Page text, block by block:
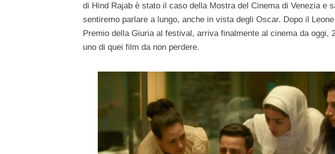
di Hind Rajab è stato il caso della Mostra del Cinema di Venezia e
sentiremo parlare a lungo, anche in vista degli Oscar. Dopo il Leone
Premio della Giuria al festival, arriva finalmente al cinema da oggi,
uno di quei film da non perdere.